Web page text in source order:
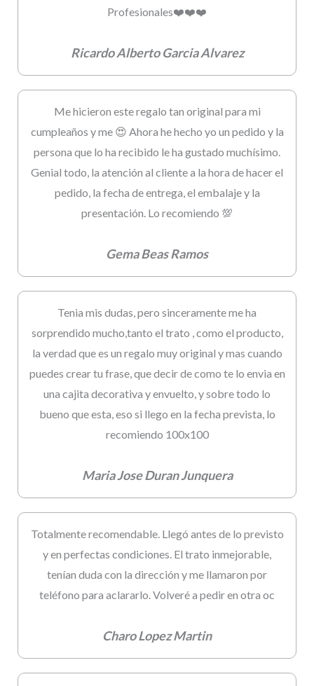
Profesionales❤️❤️❤️
Ricardo Alberto Garcia Alvarez
Me hicieron este regalo tan original para mi
cumpleaños y me 😍 Ahora he hecho yo un pedido y la
persona que lo ha recibido le ha gustado muchísimo.
Genial todo, la atención al cliente a la hora de hacer el
pedido, la fecha de entrega, el embalaje y la
presentación. Lo recomiendo 💯
Gema Beas Ramos
Tenia mis dudas, pero sinceramente me ha
sorprendido mucho,tanto el trato , como el producto,
la verdad que es un regalo muy original y mas cuando
puedes crear tu frase, que decir de como te lo envia en
una cajita decorativa y envuelto, y sobre todo lo
bueno que esta, eso si llego en la fecha prevista, lo
recomiendo 100x100
Maria Jose Duran Junquera
Totalmente recomendable. Llegó antes de lo previsto
y en perfectas condiciones. El trato inmejorable,
tenían duda con la dirección y me llamaron por
teléfono para aclararlo. Volveré a pedir en otra oc
Charo Lopez Martin